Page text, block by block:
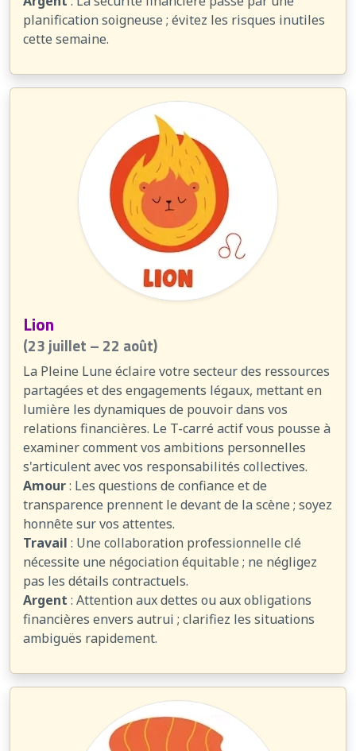
planification soigneuse ; évitez les risques inutiles
cette semaine.
Lion
(23 juillet – 22 août)
La Pleine Lune éclaire votre secteur des ressources
partagées et des engagements légaux, mettant en
lumière les dynamiques de pouvoir dans vos
relations financières. Le T-carré actif vous pousse à
examiner comment vos ambitions personnelles
s'articulent avec vos responsabilités collectives.
Amour: Les questions de confiance et de
transparence prennent le devant de la scène ; soyez
honnête sur vos attentes.
Travail : Une collaboration professionnelle clé
nécessite une négociation équitable ; ne négligez
pas les détails contractuels.
Argent : Attention aux dettes ou aux obligations
financières envers autrui ; clarifiez les situations
ambiguës rapidement.